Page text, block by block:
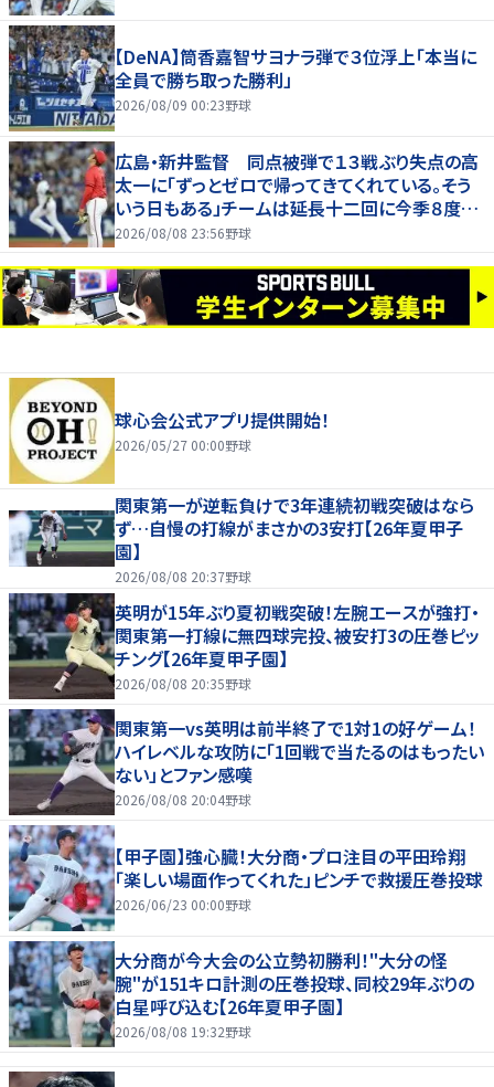
【DeNA】筒香嘉智サヨナラ弾で３位浮上「本当に
全員で勝ち取った勝利」
2026/08/09 00:23野球
広島・新井監督 同点被弾で１３戦ぶり失点の高
太一に「ずっとゼロで帰ってきてくれている。そう
いう日もある」チームは延長十二回に今季８度目
サヨナラ負け
2026/08/08 23:56野球
球心会公式アプリ提供開始！
2026/05/27 00:00野球
関東第一が逆転負けで3年連続初戦突破はなら
ず…自慢の打線がまさかの3安打【26年夏甲子
園】
2026/08/08 20:37野球
英明が15年ぶり夏初戦突破！左腕エースが強打・
関東第一打線に無四球完投、被安打3の圧巻ピッ
チング【26年夏甲子園】
2026/08/08 20:35野球
関東第一vs英明は前半終了で1対1の好ゲーム！
ハイレベルな攻防に「1回戦で当たるのはもったい
ない」とファン感嘆
2026/08/08 20:04野球
【甲子園】強心臓！大分商・プロ注目の平田玲翔
「楽しい場面作ってくれた」ピンチで救援圧巻投球
2026/06/23 00:00野球
大分商が今大会の公立勢初勝利！"大分の怪
腕"が151キロ計測の圧巻投球、同校29年ぶりの
白星呼び込む【26年夏甲子園】
2026/08/08 19:32野球